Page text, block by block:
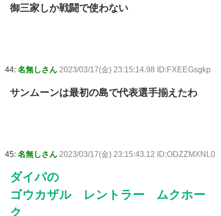
御三家しか戦闘で使わない
44: 名無しさん 2023/03/17(金) 23:15:14.98 ID:FXEEGsgkp
サンムーンは最初の島で代表選手揃えたわ
45: 名無しさん 2023/03/17(金) 23:15:43.12 ID:ODZZMXNL0
ダイパの
ゴウカザル レントラー ムクホー
ク